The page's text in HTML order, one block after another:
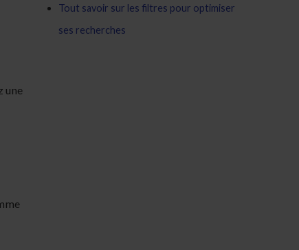
une
Tout savoir sur les filtres pour optimiser
ses recherches